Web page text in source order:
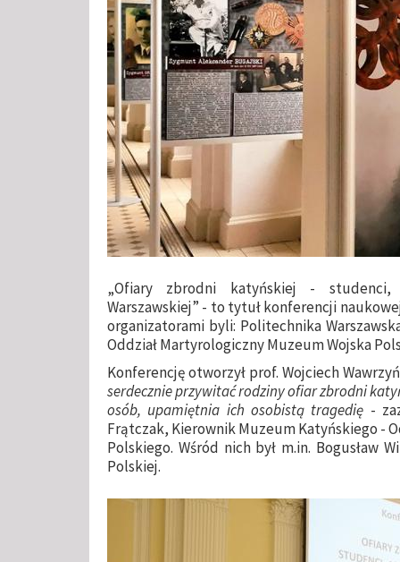
„Ofiary zbrodni katyńskiej - studenci,
Warszawskiej” - to tytuł konferencji
organizatorami byli: Politechnika
Oddział Martyrologiczny Muzeum Wojska
Konferencję otworzył prof. Wojciech
serdecznie przywitać rodziny ofiar zbrodni
osób, upamiętnia ich osobistą tragedię -
Frątczak, Kierownik Muzeum Katyńskiego -
Polskiego. Wśród nich był m.in. Bogusław
Polskiej.